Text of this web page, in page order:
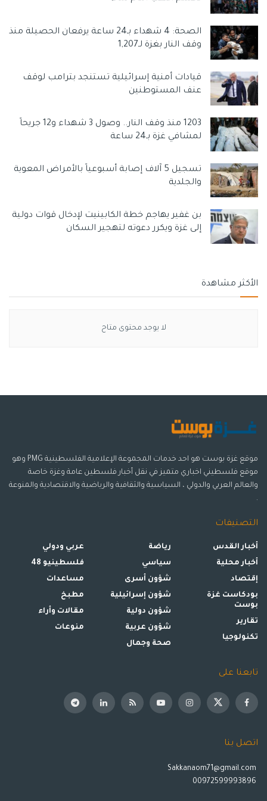
المصدر : وكالات
وسوم: 100 دولار أسرى أسعار أسماء إسرائيل
إصابات إيرز
القسام المنحة القطرية تصاريح عمال
جهاد حلم
سعر شهيد غزة فتح فلسطين فيديو قصف
كشف السفر كورونا مباراة مصر
الصحة: 4 شهداء بـ24 ساعة يرفعان الحصيلة منذ
وقف النار بغزة لـ1,207
قيادات أمنية إسرائيلية تستنجد بترامب لوقف
عنف المستوطنين
1203 منذ وقف النار.. وصول 3 شهداء و12 جريحاً
لمشافي غزة بـ24 ساعة
تسجيل 5 آلاف إصابة أسبوعياً بالأمراض المعوية
والجلدية
بن غفير يهاجم خطة الكابينيت لإدخال قوات دولية
إلى غزة ويكرر دعوته لتهجير السكان
الأكثر مشاهدة
لا يوجد محتوى متاح
موقع غزة بوست هو احد خدمات المجموعة الإعلامية الفلسطينية PMG وهو
موقع فلسطيني اخباري متميز في نقل أخبار فلسطين عامة وغزة خاصة
والعالم العربي والدولي ، السياسية والثقافية والرياضية والاقتصادية والمنوعة
.
التصنيفات
أخبار القدس
أخبار محلية
إقتصاد
بودكاست غزة
بوست
تقارير
تكنولوجيا
رياضة
سياسي
شؤون أسرى
شؤون إسرائيلية
شؤون دولية
شؤون عربية
صحة وجمال
عربي ودولي
فلسطينيو 48
مساعدات
مطبخ
مقالات وأراء
منوعات
تابعنا على
اتصل بنا
Sakkanaom71@gmail.com